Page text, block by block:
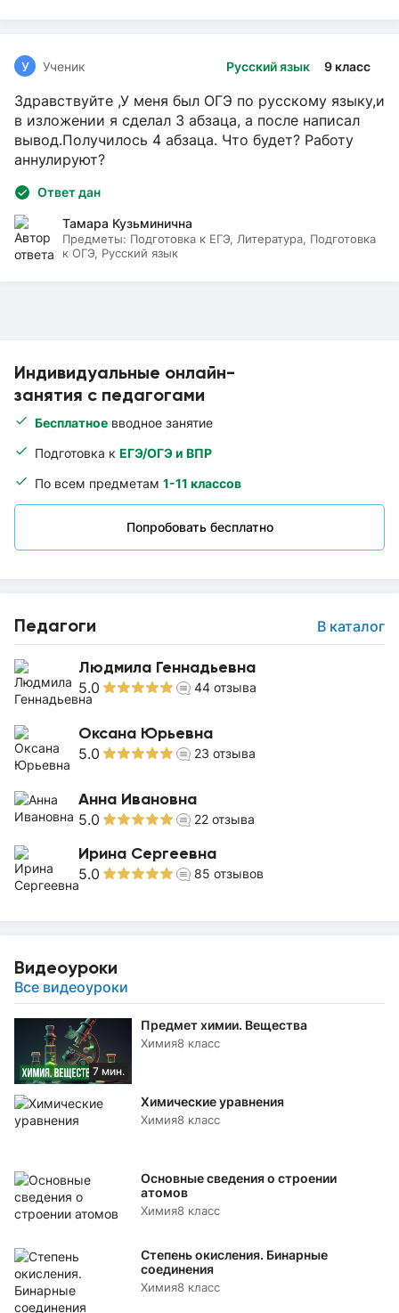
Индивидуальные онлайн-
занятия с педагогами
Бесплатное вводное занятие
Подготовка к ЕГЭ/ОГЭ и ВПР
По всем предметам 1-11 классов
Попробовать бесплатно
Педагоги В каталог
Людмила Геннадьевна
5.0 44 отзыва
Оксана Юрьевна
5.0 23 отзыва
Анна Ивановна
5.0 22 отзыва
Ирина Сергеевна
5.0 85 отзывов
Видеоуроки
Все видеоуроки
7 мин.
Предмет химии. Вещества
Химия8 класс
Химические уравнения
Химия8 класс
Основные сведения о строении
атомов
Химия8 класс
Степень окисления. Бинарные
соединения
Химия8 класс
Русский язык 9 класс
У Ученик
Здравствуйте ,У меня был ОГЭ по русскому языку,и
в изложении я сделал 3 абзаца, а после написал
вывод.Получилось 4 абзаца. Что будет? Работу
аннулируют?
Ответ дан
Тамара Кузьминична
Предметы: Подготовка к ЕГЭ, Литература, Подготовка
к ОГЭ, Русский язык